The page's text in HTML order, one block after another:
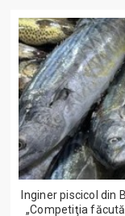
Inginer piscicol din
„Competiţia